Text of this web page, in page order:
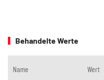
Behandelte Werte
Name Wert